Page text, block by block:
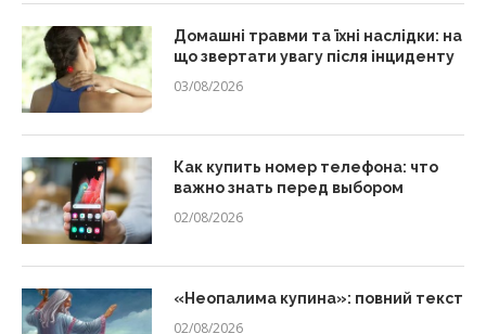
Домашні травми та їхні наслідки: на
що звертати увагу після інциденту
03/08/2026
Как купить номер телефона: что
важно знать перед выбором
02/08/2026
«Неопалима купина»: повний текст
02/08/2026